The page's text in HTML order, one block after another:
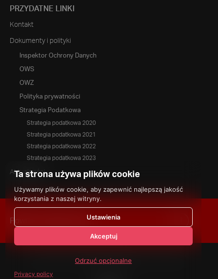
PRZYDATNE LINKI
Kontakt
Dokumenty i polityki
Inspektor Ochrony Danych
OWS
OWZ
Polityka prywatności
Strategia Podatkowa
Strategia podatkowa 2020
Strategia podatkowa 2021
Strategia podatkowa 2022
Strategia podatkowa 2023
Aktualności
Powrót na górę strony
kwasoodpornej
Ta strona używa plików cookie
Używamy plików cookie, aby zapewnić najlepszą jakość
korzystania z naszej witryny.
Ustawienia
Akceptuj
Odrzuć opcjonalne
Privacy policy